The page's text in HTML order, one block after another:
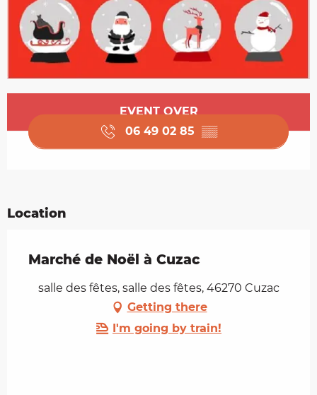
Opening hours & contact details
EVENT OVER
06 49 02 85 ▒▒
Location
Marché de Noël à Cuzac
salle des fêtes, salle des fêtes, 46270 Cuzac
Getting there
I'm going by train!